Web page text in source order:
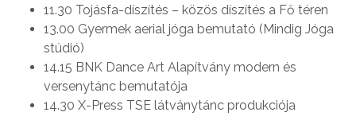
11.30 Tojásfa-díszítés – közös díszítés a Fő téren
13.00 Gyermek aerial jóga bemutató (Mindig Jóga
stúdió)
14.15 BNK Dance Art Alapítvány modern és
versenytánc bemutatója
14.30 X-Press TSE látványtánc produkciója